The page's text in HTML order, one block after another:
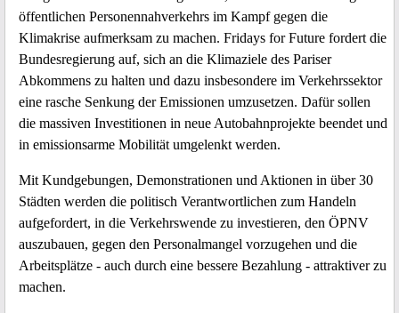
öffentlichen Personennahverkehrs im Kampf gegen die
Klimakrise aufmerksam zu machen. Fridays for Future fordert die
Bundesregierung auf, sich an die Klimaziele des Pariser
Abkommens zu halten und dazu insbesondere im Verkehrssektor
eine rasche Senkung der Emissionen umzusetzen. Dafür sollen
die massiven Investitionen in neue Autobahnprojekte beendet und
in emissionsarme Mobilität umgelenkt werden.
Mit Kundgebungen, Demonstrationen und Aktionen in über 30
Städten werden die politisch Verantwortlichen zum Handeln
aufgefordert, in die Verkehrswende zu investieren, den ÖPNV
auszubauen, gegen den Personalmangel vorzugehen und die
Arbeitsplätze - auch durch eine bessere Bezahlung - attraktiver zu
machen.